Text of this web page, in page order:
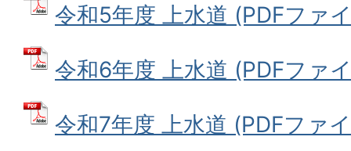
令和5年度 上水道 (PDFファ
令和6年度 上水道 (PDFファ
令和7年度 上水道 (PDFファ